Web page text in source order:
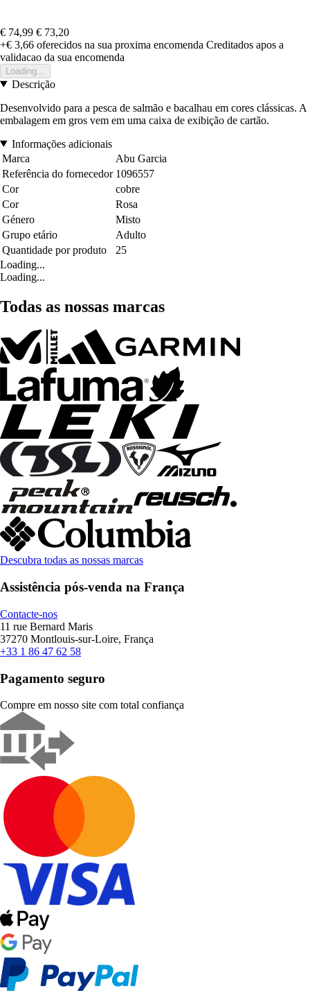
€ 74,99 € 73,20
+€ 3,66 oferecidos na sua proxima encomenda Creditados apos a
validacao da sua encomenda
Loading...
Descrição
Desenvolvido para a pesca de salmão e bacalhau em cores clássicas. A
embalagem em gros vem em uma caixa de exibição de cartão.
Informações adicionais
Marca
Abu Garcia
Referência do fornecedor 1096557
Cor
cobre
Cor
Rosa
Género
Misto
Grupo etário
Adulto
Quantidade por produto
25
Loading...
Loading...
Todas as nossas marcas
Descubra todas as nossas marcas
Assistência pós-venda na França
Contacte-nos
11 rue Bernard Maris
37270 Montlouis-sur-Loire, França
+33 1 86 47 62 58
Pagamento seguro
Compre em nosso site com total confiança